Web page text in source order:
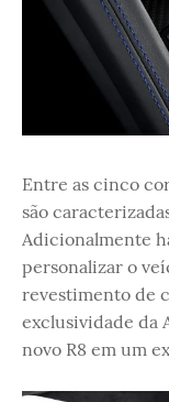
Entre as cinco
são
Adicionalmente
personalizar o
revestimento de
exclusividade da
novo R8 em um